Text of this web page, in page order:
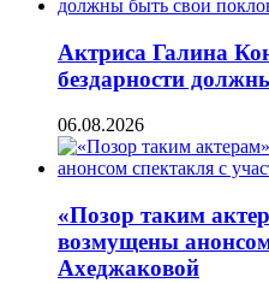
Актриса Галина
бездарности
06.08.2026
«Позор таким
возмущены
Ахеджаковой